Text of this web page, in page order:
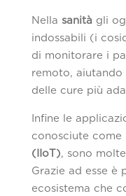
Nella sanità gli
indossabili (i
di monitorare i
remoto, aiutando
delle cure più
Infine le
conosciute come
(IIoT), sono
Grazie ad esse è
ecosistema che